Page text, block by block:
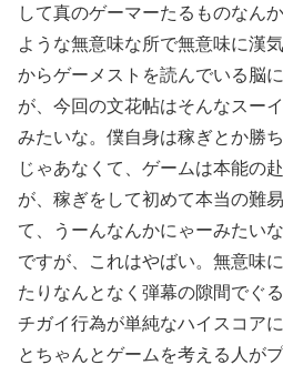
して真のゲーマーたるものなん
ような無意味な所で無意味に漢
からゲーメストを読んでいる脳
が、今回の文花帖はそんなスー
みたいな。僕自身は稼ぎとか勝
じゃあなくて、ゲームは本能の
が、稼ぎをして初めて本当の難
て、うーんなんかにゃーみたい
ですが、これはやばい。無意味
たりなんとなく弾幕の隙間でぐ
チガイ行為が単純なハイスコア
とちゃんとゲームを考える人が